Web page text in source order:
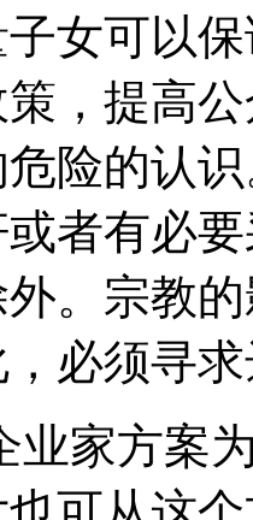
女可以
，提高
险的认
者有必
。宗教
必须寻
业家方案